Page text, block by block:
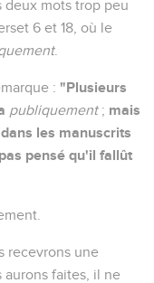
deux mots trop peu
6 et 18, où le
.
: "Plusieurs
publiquement; mais
les manuscrits
pensé qu'il fallût
recevrons une
aurons faites, il ne